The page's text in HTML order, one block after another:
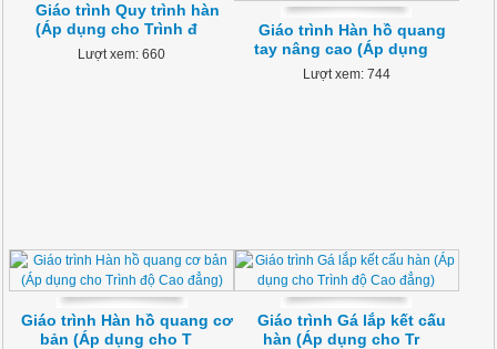
Giáo trình Quy trình hàn
(Áp dụng cho Trình đ
Lượt xem: 660
Giáo trình Hàn hồ quang
tay nâng cao (Áp dụng
Lượt xem: 744
Giáo trình Hàn hồ quang cơ
bản (Áp dụng cho T
Giáo trình Gá lắp kết cấu
hàn (Áp dụng cho Tr